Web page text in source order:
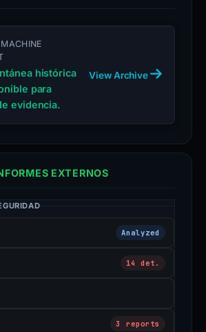
histórica
para
evidencia.
View Archive
EXTERNOS
Analyzed
14 det.
3 reports